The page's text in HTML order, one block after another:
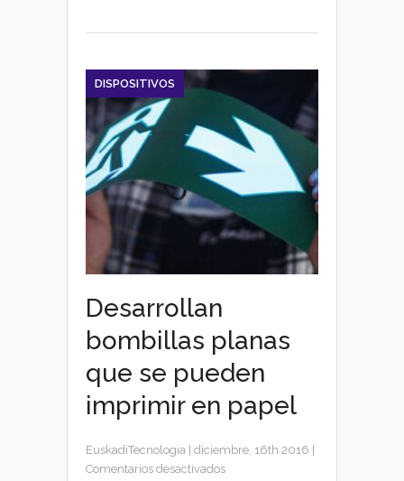
mayores
DISPOSITIVOS
Desarrollan
bombillas planas
que se pueden
imprimir en papel
EuskadiTecnologia diciembre, 16th 2016
Comentarios desactivadosen